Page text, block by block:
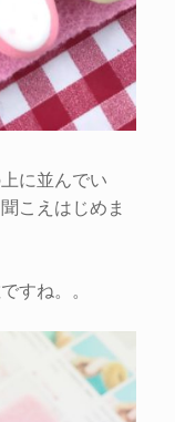
に並んでい
こえはじめま
すね。。